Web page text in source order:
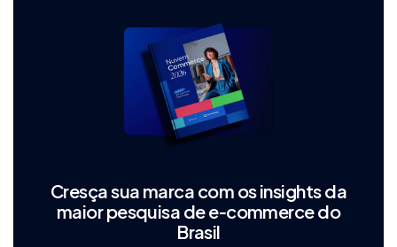
Cresça sua marca com os insights da
maior pesquisa de e‑commerce do
Brasil